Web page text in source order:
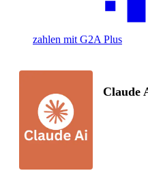
zahlen mit G2A Plus
Claude